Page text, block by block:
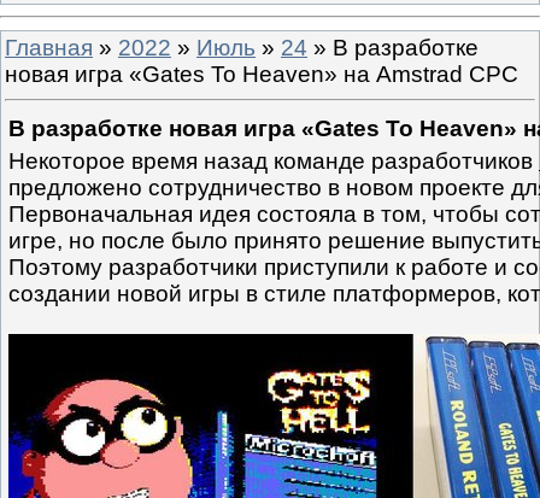
Главная » 2022 » Июль » 24 » В разработке
новая игра «Gates To Heaven» на Amstrad CPC
В разработке новая игра «Gates To Heaven»
Некоторое время назад команде разработчиков
предложено сотрудничество в новом проекте
Первоначальная идея состояла в том, чтобы
игре, но после было принято решение
Поэтому разработчики приступили к работе и
создании новой игры в стиле платформеров,